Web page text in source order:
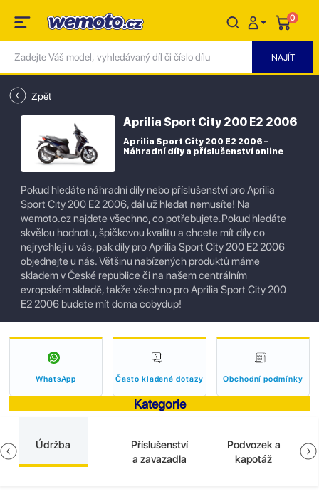
0
Zpět
Aprilia Sport City 200 E2 2006
Aprilia Sport City 200 E2 2006 –
Náhradní díly a příslušenství online
Pokud hledáte náhradní díly nebo příslušenství pro Aprilia
Sport City 200 E2 2006, dál už hledat nemusíte! Na
wemoto.cz najdete všechno, co potřebujete.Pokud hledáte
skvělou hodnotu, špičkovou kvalitu a chcete mít díly co
nejrychleji u vás, pak díly pro Aprilia Sport City 200 E2 2006
objednejte u nás. Většinu nabízených produktů máme
skladem v České republice či na našem centrálním
evropském skladě, takže všechno pro Aprilia Sport City 200
E2 2006 budete mít doma cobydup!
WhatsApp Často kladené dotazy Obchodní podmínky
Kategorie
Údržba
Příslušenství
a zavazadla
Podvozek a
kapotáž